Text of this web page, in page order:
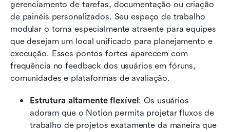
gerenciamento de tarefas, documentação ou criação
de painéis personalizados. Seu espaço de trabalho
modular o torna especialmente atraente para equipes
que desejam um local unificado para planejamento e
execução. Esses pontos fortes aparecem com
frequência no feedback dos usuários em fóruns,
comunidades e plataformas de avaliação.
Estrutura altamente flexível : Os usuários
adoram que o Notion permita projetar fluxos de
trabalho de projetos exatamente da maneira que